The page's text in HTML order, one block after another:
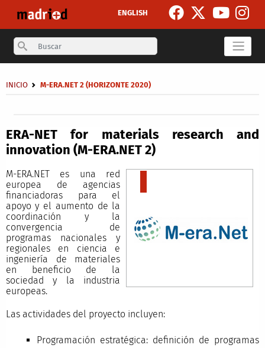
ENGLISH
Search
Sobrescribir enlaces de ayuda a la navegación
INICIO M-ERA.NET 2 (HORIZONTE 2020)
ERA-NET for materials research and
innovation (M-ERA.NET 2)
M-ERA.NET es una red
europea de agencias
financiadoras para el
apoyo y el aumento de la
coordinación y la
convergencia de
programas nacionales y
regionales en ciencia e
ingeniería de materiales
en beneficio de la
sociedad y la industria
europeas.
Las actividades del proyecto incluyen:
Programación estratégica: definición de programas